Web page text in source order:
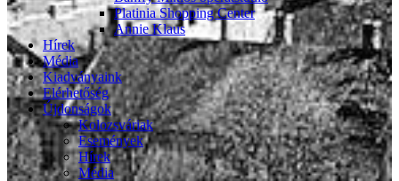
Platinia Shopping Center
Annie Klaus
Hírek
Média
Kiadványaink
Elérhetőség
Újdonságok
Kolozsváriak
Események
Hírek
Média